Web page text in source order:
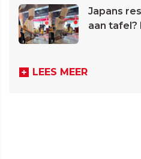
Japans
aan
LEES MEER